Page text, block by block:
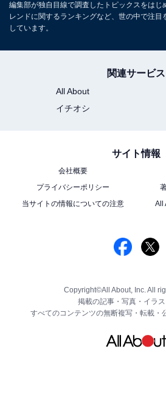
編集部が独自目線で調査したトピックスをはじ
レンドに関するランキングなど、世の中で注
しています。
関連サービス
All About
イチオシ
サイト情報
会社概要
プライバシーポリシー
当サイトの情報についての注意
All
Copyright©All About, Inc. All
掲載の記事・写真・イラス
すべてのコンテンツの無断複写・転載・